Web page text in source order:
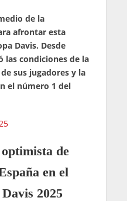
de la
afrontar esta
Davis. Desde
las condiciones de la
sus jugadores y la
el número 1 del
de
en el
2025